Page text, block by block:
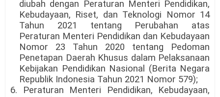
diubah dengan Peraturan Menteri Pendidikan,
Kebudayaan, Riset, dan Teknologi Nomor 14
Tahun 2021 tentang Perubahan atas
Peraturan Menteri Pendidikan dan Kebudayaan
Nomor 23 Tahun 2020 tentang Pedoman
Penetapan Daerah Khusus dalam Pelaksanaan
Kebijakan Pendidikan Nasional (Berita Negara
Republik Indonesia Tahun 2021 Nomor 579);
6. Peraturan Menteri Pendidikan, Kebudayaan,